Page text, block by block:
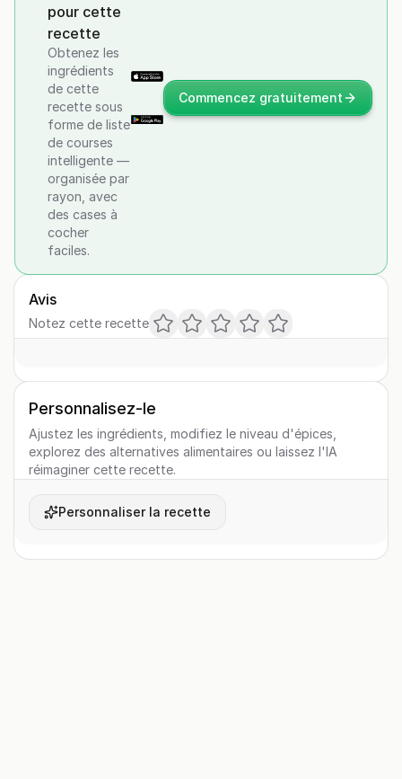
pour cette
recette
Obtenez les
ingrédients
de cette
recette sous
forme de liste
de courses
intelligente —
organisée par
rayon, avec
des cases à
cocher
faciles.
Commencez gratuitement
Avis
Notez cette recette
Personnalisez-le
Ajustez les ingrédients, modifiez le niveau d'épices,
explorez des alternatives alimentaires ou laissez l'IA
réimaginer cette recette.
Personnaliser la recette